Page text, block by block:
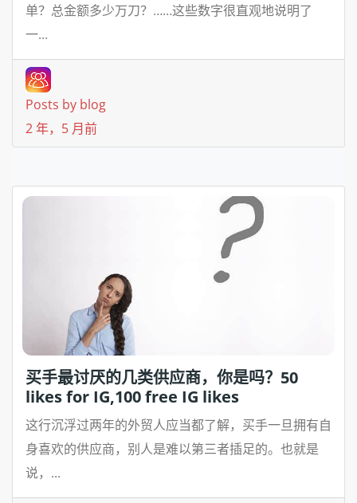
单？总金额多少万刀？……这些数字很直观地说明了
一...
Posts by blog
2 年，5 月前
买手最讨厌的几类供应商，你是吗？50
likes for IG,100 free IG likes
这行沉浮过两年的外贸人应当都了解，买手一旦拥有自
身喜欢的供应商，别人是难以第三者插足的。也就是
说，...